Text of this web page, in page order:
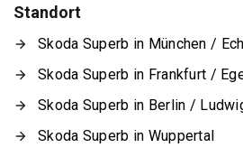
Standort
Skoda Superb in München /
Skoda Superb in Frankfurt /
Skoda Superb in Berlin /
Skoda Superb in Wuppertal